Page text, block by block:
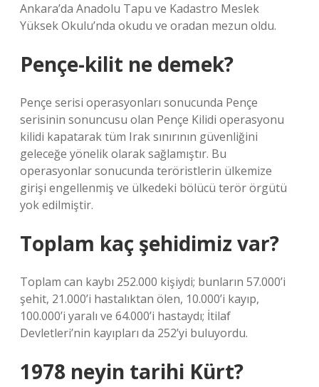
Ankara’da Anadolu Tapu ve Kadastro Meslek
Yüksek Okulu’nda okudu ve oradan mezun oldu.
Pençe-kilit ne demek?
Pençe serisi operasyonları sonucunda Pençe
serisinin sonuncusu olan Pençe Kilidi operasyonu
kilidi kapatarak tüm Irak sınırının güvenliğini
geleceğe yönelik olarak sağlamıştır. Bu
operasyonlar sonucunda teröristlerin ülkemize
girişi engellenmiş ve ülkedeki bölücü terör örgütü
yok edilmiştir.
Toplam kaç şehidimiz var?
Toplam can kaybı 252.000 kişiydi; bunların 57.000’i
şehit, 21.000’i hastalıktan ölen, 10.000’i kayıp,
100.000’i yaralı ve 64.000’i hastaydı; İtilaf
Devletleri’nin kayıpları da 252’yi buluyordu.
1978 neyin tarihi Kürt?